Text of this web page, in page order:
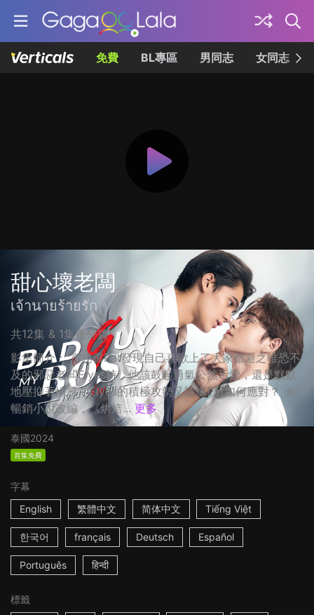
免費 BL專區 男同志 女同志
甜心壞老闆
เจ้านายร้ายรัก
共12集 & 1集番外篇
影集簡介： 當秘書Pat發現自己喜歡上了大家都避之唯恐不
及的邪惡老闆Elyes時，他該鼓起勇氣公然示愛，還是默默
地壓抑著情感？Elyes的積極攻勢又該讓Pat如何應對？ ☆
暢銷小說改編，《烘焙... 更多
泰國2024
首集免費
字幕
English
繁體中文 简体中文 Tiếng Việt
한국어 français Deutsch Español
Português हिन्दी
標籤